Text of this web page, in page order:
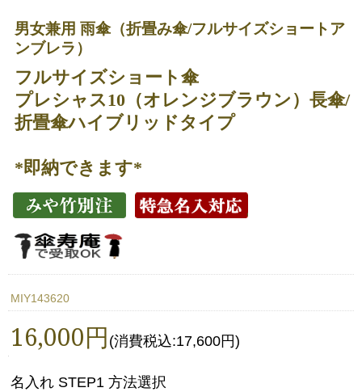
男女兼用 雨傘（折畳み傘/フルサイズショートア
ンブレラ）
フルサイズショート傘
プレシャス10（オレンジブラウン）長傘/
折畳傘ハイブリッドタイプ
*即納できます*
MIY143620
16,000円 (消費税込:17,600円)
名入れ STEP1 方法選択